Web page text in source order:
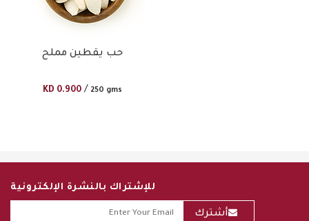
حب يقطين مملح
KD 0.900 / 250 gms
للإشتراك بالنشرة الإلكترونية
أشترك